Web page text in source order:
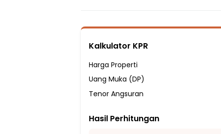
Fasilitas Sekitar Hunian:
2 Menit ke Sekolah Dasar Negeri (SDN)
2 Menit ke SMP Negeri 137 Jakarta Pusat
3 Menit ke Sekolah Dasar Negeri
3 Menit ke SMP NEGERI 47 JAKARTA
Kalkulator KPR
Harga Properti
Uang Muka (DP)
Tenor Angsuran
Hasil Perhitungan